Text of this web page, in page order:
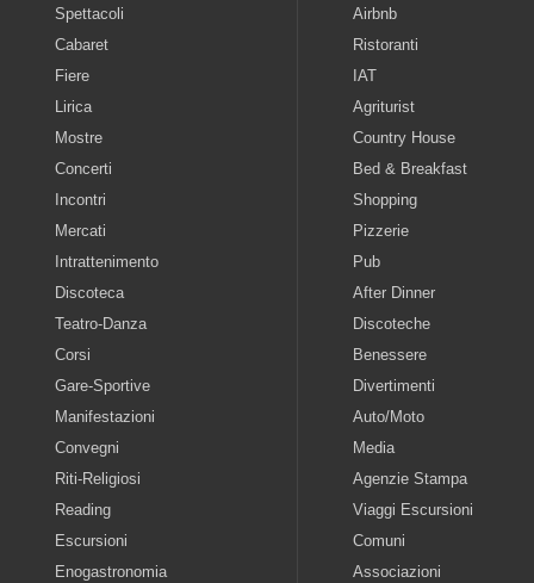
Spettacoli
Cabaret
Fiere
Lirica
Mostre
Concerti
Incontri
Mercati
Intrattenimento
Discoteca
Teatro-Danza
Corsi
Gare-Sportive
Manifestazioni
Convegni
Riti-Religiosi
Reading
Escursioni
Enogastronomia
Airbnb
Ristoranti
IAT
Agriturist
Country House
Bed & Breakfast
Shopping
Pizzerie
Pub
After Dinner
Discoteche
Benessere
Divertimenti
Auto/Moto
Media
Agenzie Stampa
Viaggi Escursioni
Comuni
Associazioni